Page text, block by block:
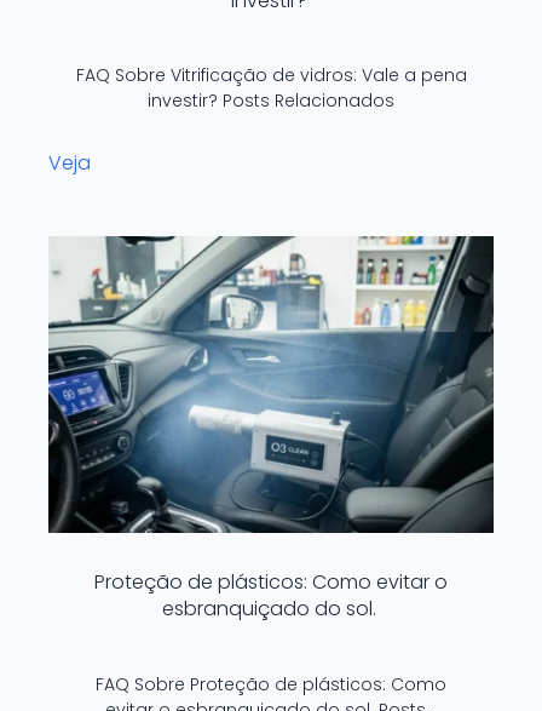
FAQ Sobre Vitrificação de vidros: Vale a pena
investir? Posts Relacionados
Veja
Proteção de plásticos: Como evitar o
esbranquiçado do sol.
FAQ Sobre Proteção de plásticos: Como